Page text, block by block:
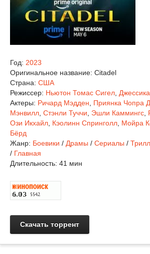
Год: 2023
Оригинальное название: Citadel
Страна: США
Режиссер: Ньютон Томас Сигел
Актеры: Ричард Мэдден Приянка Чопра
Мэнвилл Стэнли Туччи Эшли Каммингс
Ози Икхайл Кэолинн Спринголл Мойра
Бёрд
Жанр: Боевики / Драмы / Сериалы /
/ Главная
Длительность: 41 мин
Скачать торрент